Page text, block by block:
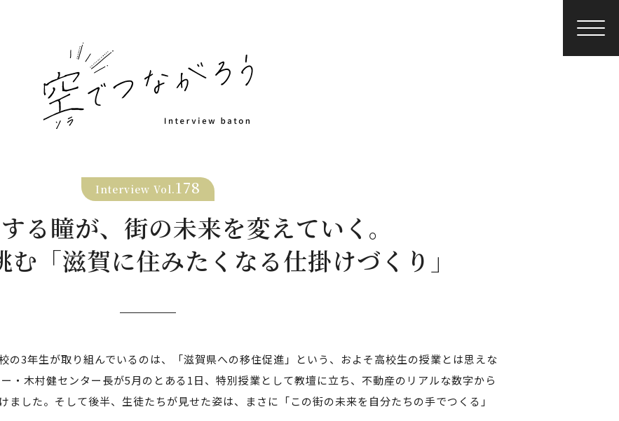
Interview Vol.178
る瞳が、街の未来を変えていく。
「滋賀に住みたくなる仕掛けづくり」
の3年生が取り組んでいるのは、「滋賀県への移住促進」という、およそ高校生の授業とは思えな
・木村健センター長が5月のとある1日、特別授業として教壇に立ち、不動産のリアルな数字から
した。そして後半、生徒たちが見せた姿は、まさに「この街の未来を自分たちの手でつくる」